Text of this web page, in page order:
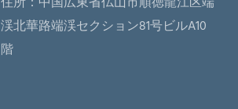
渓北華路端渓セクション81号ビルA10
階